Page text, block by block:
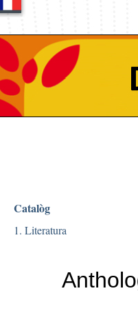
Catalòg
1. Literatura